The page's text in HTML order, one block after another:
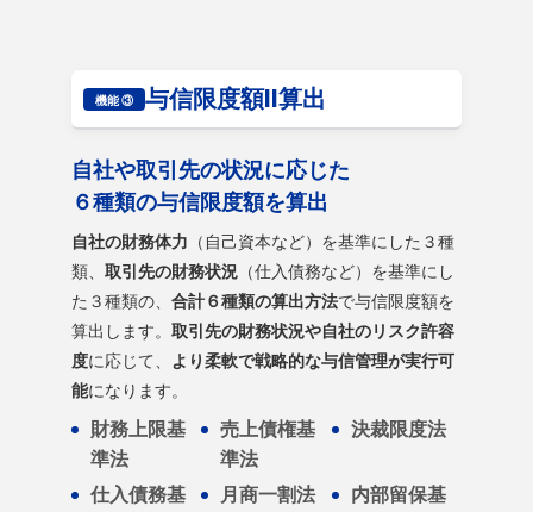
機能 ③ 与信限度額II算出
自社や取引先の状況に応じた
６種類の与信限度額を算出
自社の財務体力 （自己資本など）を基準にした３種
類、 取引先の財務状況 （仕入債務など）を基準にし
た３種類の、 合計６種類の算出方法で与信限度額を
算出します。 取引先の財務状況や自社のリスク許容
度に応じて、 より柔軟で戦略的な与信管理が実行可
能になります。
財務上限基
準法
売上債権基
準法
決裁限度法
仕入債務基
月商一割法
内部留保基